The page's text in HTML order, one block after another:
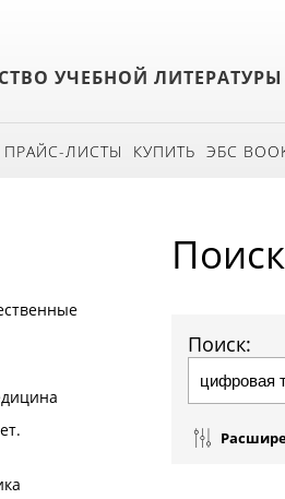
УЧЕБНОЙ ЛИТЕРАТУРЫ
ПРАЙС-ЛИСТЫ КУПИТЬ ЭБС
Поиск: